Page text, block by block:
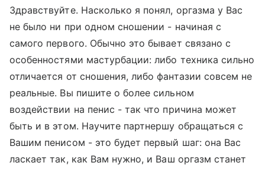
Здравствуйте. Насколько я понял, оргазма у Вас
не было ни при одном сношении - начиная с
самого первого. Обычно это бывает связано с
особенностями мастурбации: либо техника сильно
отличается от сношения, либо фантазии совсем не
реальные. Вы пишите о более сильном
воздействии на пенис - так что причина может
быть и в этом. Научите партнершу обращаться с
Вашим пенисом - это будет первый шаг: она Вас
ласкает так, как Вам нужно, и Ваш оргазм станет